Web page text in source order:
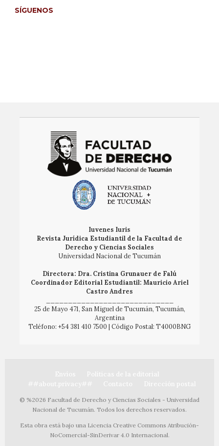
SÍGUENOS
Iuvenes Iuris
Revista Jurídica Estudiantil de la Facultad de
Derecho y Ciencias Sociales
Universidad Nacional de Tucumán
Directora: Dra. Cristina Grunauer de Falú
Coordinador Editorial Estudiantil: Mauricio Ariel
Castro Andres
25 de Mayo 471, San Miguel de Tucumán, Tucumán,
Argentina
Teléfono: +54 381 410 7500 | Código Postal: T4000BNG
Envíos
Políticas de la editorial
##about.privacy##
Contacto Dirección postal
© %2026 Facultad de Derecho y Ciencias Sociales - Universidad
Nacional de Tucumán. Todos los derechos reservados.
Esta obra está bajo una Licencia Creative Commons Atribución-
NoComercial-SinDerivar 4.0 Internacional.